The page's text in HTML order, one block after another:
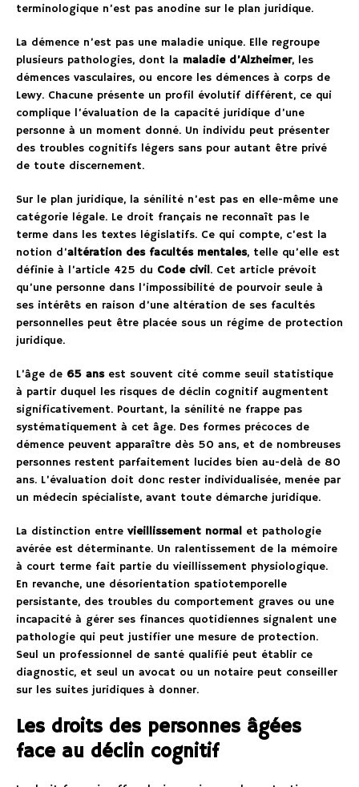
terminologique n’est pas anodine sur le plan juridique.
La démence n’est pas une maladie unique. Elle regroupe
plusieurs pathologies, dont la maladie d’Alzheimer, les
démences vasculaires, ou encore les démences à corps de
Lewy. Chacune présente un profil évolutif différent, ce qui
complique l’évaluation de la capacité juridique d’une
personne à un moment donné. Un individu peut présenter
des troubles cognitifs légers sans pour autant être privé
de toute discernement.
Sur le plan juridique, la sénilité n’est pas en elle-même une
catégorie légale. Le droit français ne reconnaît pas le
terme dans les textes législatifs. Ce qui compte, c’est la
notion d’altération des facultés mentales, telle qu’elle est
définie à l’article 425 du Code civil. Cet article prévoit
qu’une personne dans l’impossibilité de pourvoir seule à
ses intérêts en raison d’une altération de ses facultés
personnelles peut être placée sous un régime de protection
juridique.
L’âge de 65 ansest souvent cité comme seuil statistique
à partir duquel les risques de déclin cognitif augmentent
significativement. Pourtant, la sénilité ne frappe pas
systématiquement à cet âge. Des formes précoces de
démence peuvent apparaître dès 50 ans, et de nombreuses
personnes restent parfaitement lucides bien au-delà de 80
ans. L’évaluation doit donc rester individualisée, menée par
un médecin spécialiste, avant toute démarche juridique.
La distinction entre vieillissement normal et pathologie
avérée est déterminante. Un ralentissement de la mémoire
à court terme fait partie du vieillissement physiologique.
En revanche, une désorientation spatiotemporelle
persistante, des troubles du comportement graves ou une
incapacité à gérer ses finances quotidiennes signalent une
pathologie qui peut justifier une mesure de protection.
Seul un professionnel de santé qualifié peut établir ce
diagnostic, et seul un avocat ou un notaire peut conseiller
sur les suites juridiques à donner.
Les droits des personnes âgées
face au déclin cognitif